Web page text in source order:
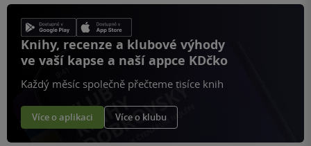
Knihy, recenze a klubové výhody
ve vaší kapse a naší appce KDčko
Každý měsíc společně přečteme tisíce knih
Více o aplikaci Více o klubu